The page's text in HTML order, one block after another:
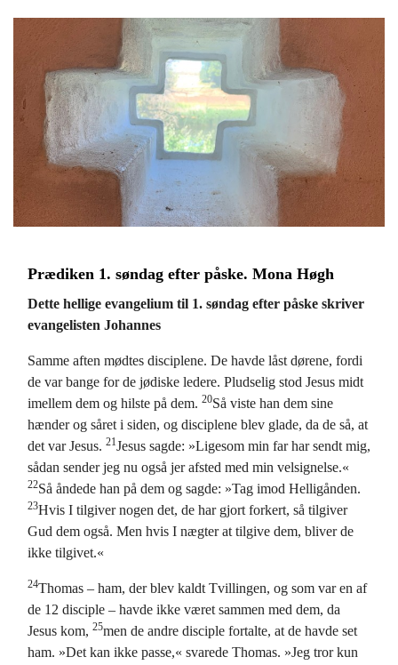
Prædiken 1. søndag efter påske. Mona Høgh
Dette hellige evangelium til 1. søndag efter påske skriver
evangelisten Johannes
Samme aften mødtes disciplene. De havde låst dørene, fordi
de var bange for de jødiske ledere. Pludselig stod Jesus midt
imellem dem og hilste på dem. 20Så viste han dem sine
hænder og såret i siden, og disciplene blev glade, da de så, at
det var Jesus. 21Jesus sagde: »Ligesom min far har sendt mig,
sådan sender jeg nu også jer afsted med min velsignelse.«
22Så åndede han på dem og sagde: »Tag imod Helligånden.
23Hvis I tilgiver nogen det, de har gjort forkert, så tilgiver
Gud dem også. Men hvis I nægter at tilgive dem, bliver de
ikke tilgivet.«
24Thomas – ham, der blev kaldt Tvillingen, og som var en af
de 12 disciple – havde ikke været sammen med dem, da
Jesus kom, 25men de andre disciple fortalte, at de havde set
ham. »Det kan ikke passe,« svarede Thomas. »Jeg tror kun